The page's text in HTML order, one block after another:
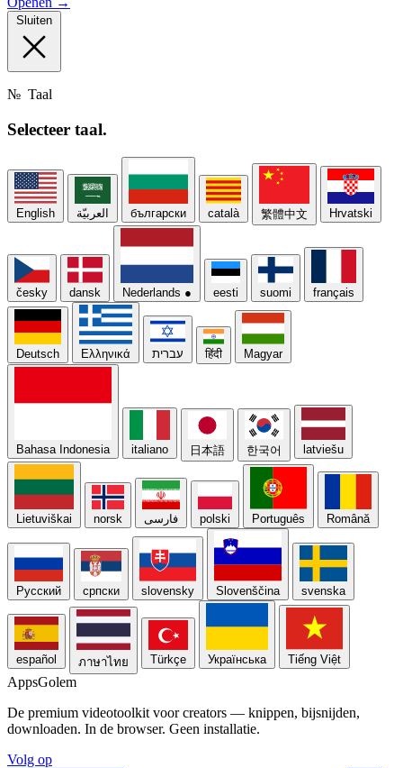
Sluiten
№ Taal
Selecteer taal.
English العربيّة български català 繁體中文 Hrvatski
česky dansk Nederlands ● eesti suomi français
Deutsch Ελληνικά עברית हिंदी Magyar
Bahasa Indonesia italiano 日本語 한국어 latviešu
Lietuviškai norsk فارسی polski Português Română
Русский српски slovensky Slovenščina svenska
español ภาษาไทย Türkçe Українська Tiếng Việt
AppsGolem
De premium videotoolkit voor creators — knippen, bijsnijden,
downloaden. In de browser. Geen installatie.
Volg op